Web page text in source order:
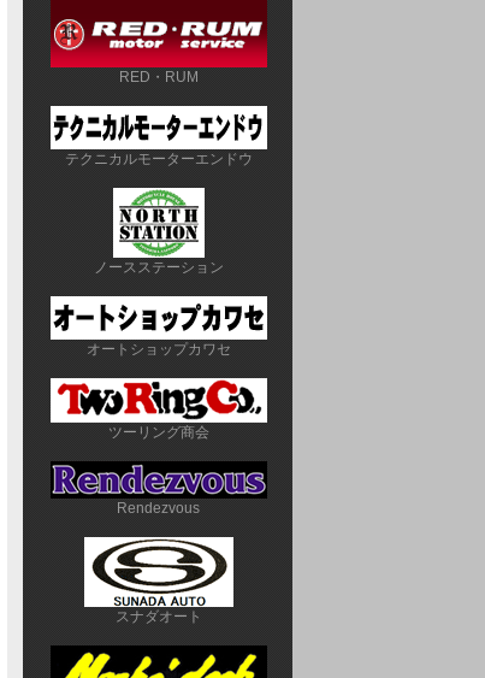
RED・RUM
テクニカルモーターエンドウ
ノースステーション
オートショップカワセ
ツーリング商会
Rendezvous
スナダオート